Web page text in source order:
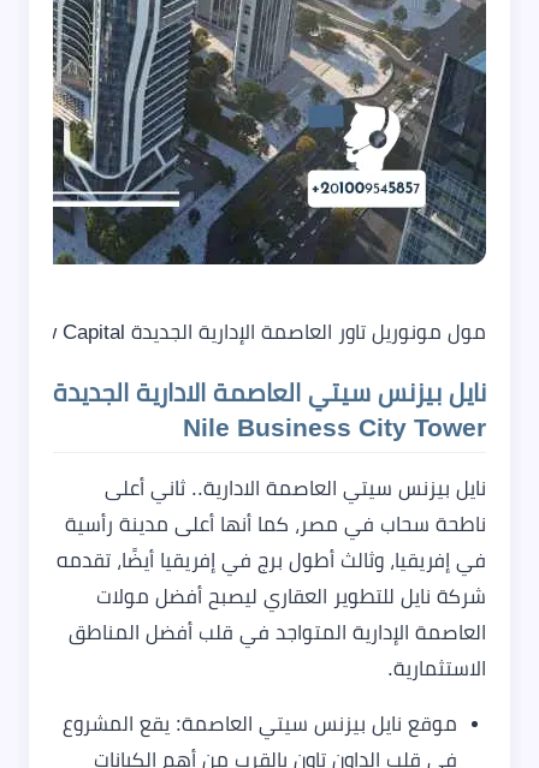
مول مونوريل تاور العاصمة الإدارية الجديدة Mall Monorail Tower New Capital
نايل بيزنس سيتي العاصمة الادارية الجديدة
Nile Business City Tower
نايل بيزنس سيتي العاصمة الادارية.. ثاني أعلى
ناطحة سحاب في مصر، كما أنها أعلى مدينة رأسية
في إفريقيا، وثالث أطول برج في إفريقيا أيضًا، تقدمه
شركة نايل للتطوير العقاري ليصبح أفضل مولات
العاصمة الإدارية المتواجد في قلب أفضل المناطق
الاستثمارية.
موقع نايل بيزنس سيتي العاصمة: يقع المشروع
في قلب الداون تاون بالقرب من أهم الكيانات